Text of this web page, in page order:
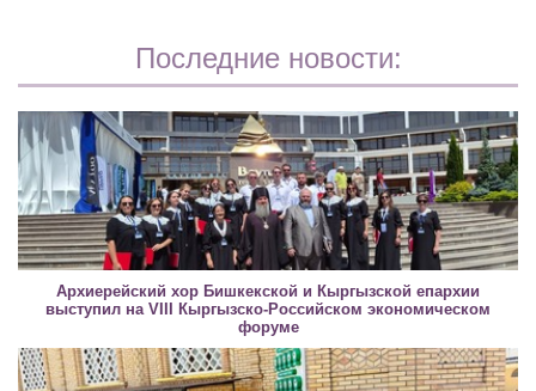
Последние новости:
Архиерейский хор Бишкекской и Кыргызской епархии
выступил на VIII Кыргызско-Российском экономическом
форуме